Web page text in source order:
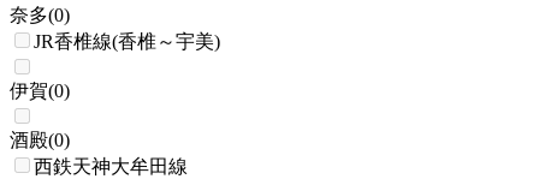
奈多(0)
JR香椎線(香椎～宇美)
伊賀(0)
酒殿(0)
西鉄天神大牟田線